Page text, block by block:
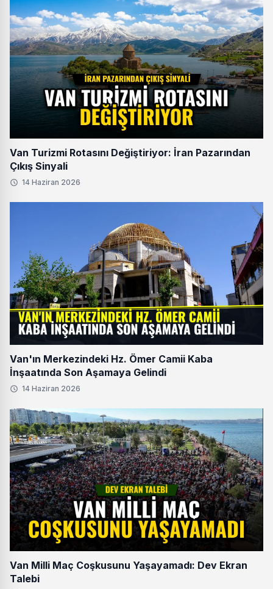
Van Turizmi Rotasını Değiştiriyor: İran Pazarından
Çıkış Sinyali
14 Haziran 2026
Van'ın Merkezindeki Hz. Ömer Camii Kaba
İnşaatında Son Aşamaya Gelindi
14 Haziran 2026
Van Milli Maç Coşkusunu Yaşayamadı: Dev Ekran
Talebi